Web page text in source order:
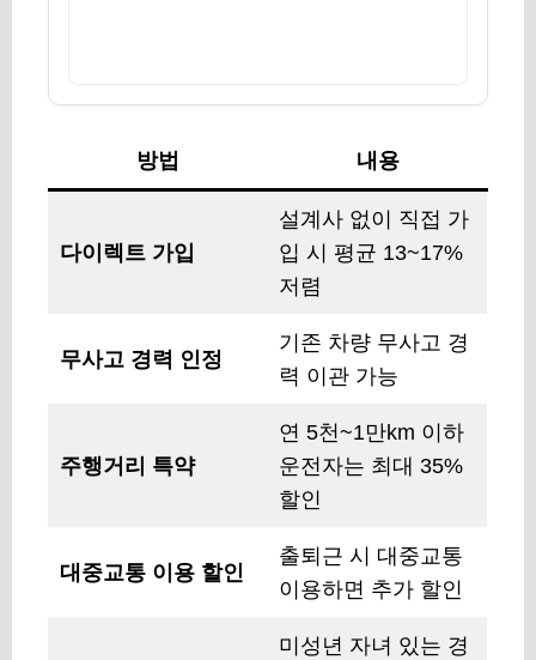
방법 내용
다이렉트 가입
설계사 없이 직접 가
입 시 평균 13~17%
저렴
무사고 경력 인정
기존 차량 무사고 경
력 이관 가능
주행거리 특약
연 5천~1만km 이하
운전자는 최대 35%
할인
대중교통 이용 할인
출퇴근 시 대중교통
이용하면 추가 할인
미성년 자녀 있는 경